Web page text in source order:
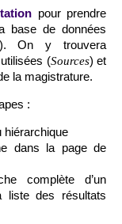
pour prendre
base de données
). On y trouvera
(Sources) et
la magistrature.
:
hiérarchique
dans la page de
complète d’un
liste des résultats